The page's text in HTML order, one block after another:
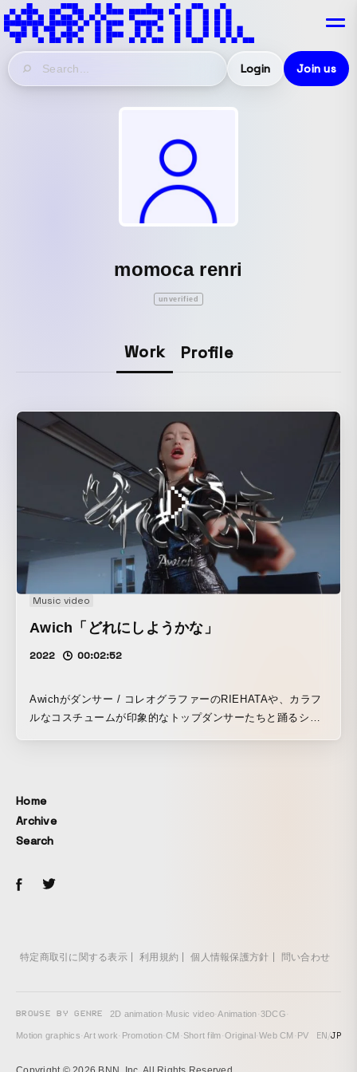
Login Join us
momoca renri
unverified
Work Profile
Music video
Awich「どれにしようかな」
2022 00:02:52
Awichがダンサー / コレオグラファーのRIEHATAや、カラフ
ルなコスチュームが印象的なトップダンサーたちと踊るシー
Home
Archive
Search
特定商取引に関する表示 利用規約 個人情報保護方針 問い合わせ
BROWSE BY GENRE 2D animation· Music video·Animation·3DCG·
Motion graphics·Art work· Promotion·CM · Short film·Original ·Web CM · PV EN/JP